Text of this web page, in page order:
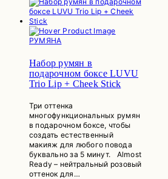
РУМЯНА
Набор румян в
подарочном боксе LUVU
Trio Lip + Cheek Stick
Три оттенка
многофункциональных румян
в подарочном боксе, чтобы
создать естественный
макияж для любого повода
буквально за 5 минут. Almost
Ready – нейтральный розовый
оттенок для…